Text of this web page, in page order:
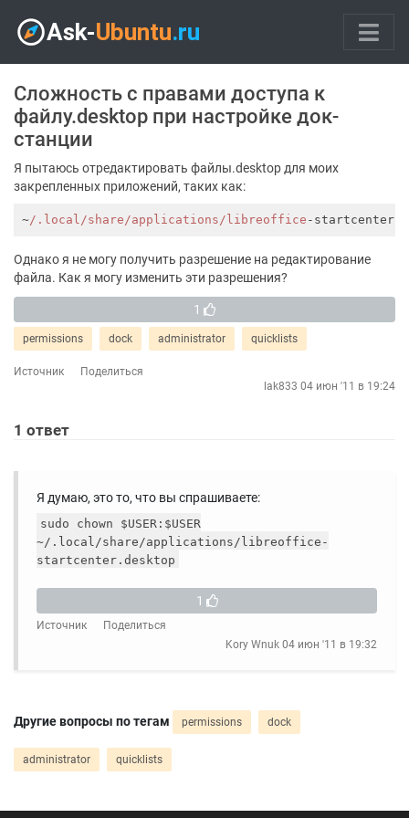
Сложность с правами доступа к
файлу.desktop при настройке док-
станции
Я пытаюсь отредактировать файлы.desktop для моих
закрепленных приложений, таких как:
~/.local/share/applications/libreoffice
Однако я не могу получить разрешение на редактирование
файла. Как я могу изменить эти разрешения?
1
permissions dock administrator quicklists
Источник
Поделиться
lak833 04 июн '11 в 19:24
1 ответ
Я думаю, это то, что вы спрашиваете:
sudo chown $USER:$USER
~/.local/share/applications/libreoffice-
startcenter.desktop
1
Источник
Поделиться
Kory Wnuk 04 июн '11 в 19:32
Другие вопросы по тегам permissions dock
administrator quicklists